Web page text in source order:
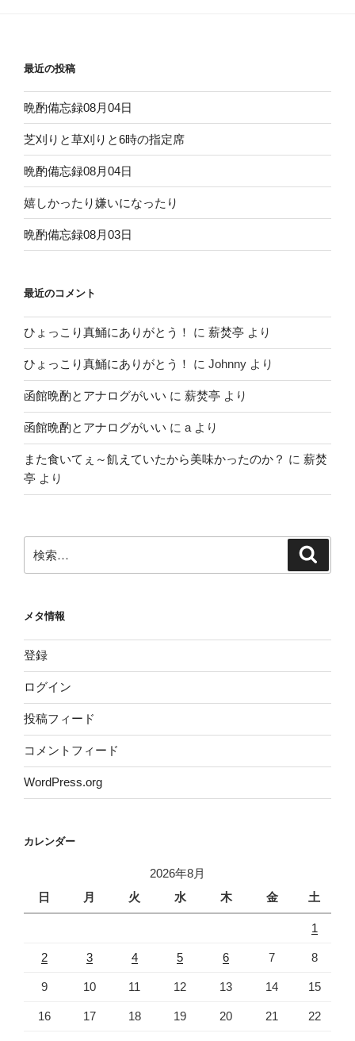
ー
シ
ョ
ン
最近の投稿
晩酌備忘録08月04日
芝刈りと草刈りと6時の指定席
晩酌備忘録08月04日
嬉しかったり嫌いになったり
晩酌備忘録08月03日
最近のコメント
ひょっこり真鯒にありがとう！ に 薪焚亭 より
ひょっこり真鯒にありがとう！ に Johnny より
函館晩酌とアナログがいい に 薪焚亭 より
函館晩酌とアナログがいい に a より
また食いてぇ～飢えていたから美味かったのか？ に 薪焚
亭 より
索:
メタ情報
登録
ログイン
投稿フィード
コメントフィード
WordPress.org
カレンダー
2026年8月
日
月 火 水 木 金 土
1
2 3 4 5 6 7 8
9 10 11 12 13 14 15
16 17 18 19 20 21 22